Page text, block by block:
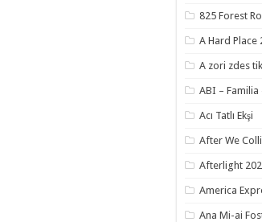
825 Forest
A Hard Place
A zori zdes
ABI – Familia
Acı Tatlı Ekşi
After We
Afterlight
America
Ana Mi-ai